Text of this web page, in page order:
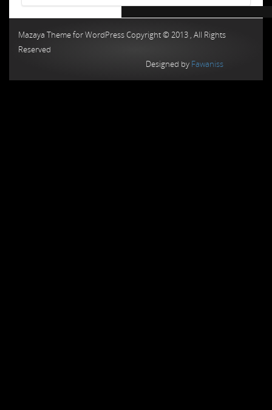
Mazaya Theme for WordPress Copyright © 2013 , All Rights
Reserved
Designed by Fawaniss